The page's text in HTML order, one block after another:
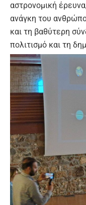
αστρονομική
ανάγκη του
και τη βαθύτερη
πολιτισμό και τη